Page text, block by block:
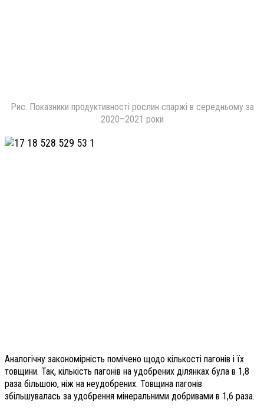
Рис. Показники продуктивності рослин спаржі в середньому за
2020–2021 роки
Аналогічну закономірність помічено щодо кількості пагонів і їх
товщини. Так, кількість пагонів на удобрених ділянках була в 1,8
раза більшою, ніж на неудобрених. Товщина пагонів
збільшувалась за удобрення мінеральними добривами в 1,6 раза.